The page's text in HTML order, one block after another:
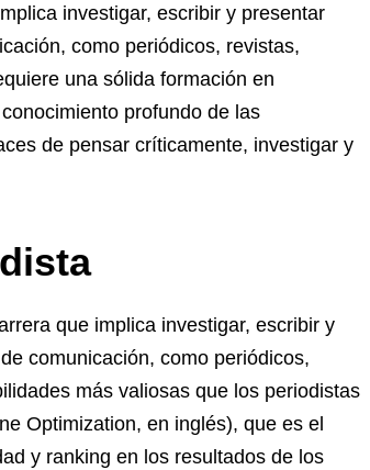
investigar, escribir y presentar
como periódicos, revistas,
una sólida formación en
profundo de las
de pensar críticamente, investigar y
que implica investigar, escribir y
comunicación, como periódicos,
más valiosas que los periodistas
Optimization, en inglés), que es el
y ranking en los resultados de los